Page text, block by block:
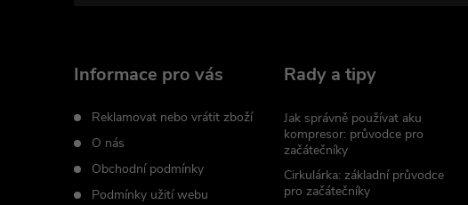
Informace pro vás
Reklamovat nebo vrátit zboží
O nás
Obchodní podmínky
Podmínky užití webu
Rady a tipy
Jak správně používat aku
kompresor: průvodce pro
začátečníky
Cirkulárka: základní průvodce
pro začátečníky